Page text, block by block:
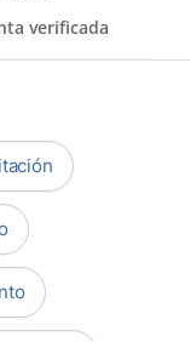
verificada